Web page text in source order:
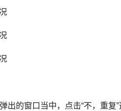
的窗口当中，点击“不，重复”